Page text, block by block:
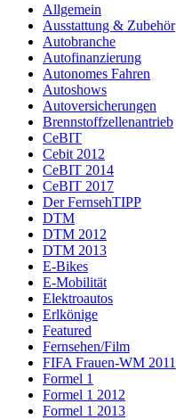
Allgemein
Ausstattung & Zubehör
Autobranche
Autofinanzierung
Autonomes Fahren
Autoshows
Autoversicherungen
Brennstoffzellenantrieb
CeBIT
Cebit 2012
CeBIT 2014
CeBIT 2017
Der FernsehTIPP
DTM
DTM 2012
DTM 2013
E-Bikes
E-Mobilität
Elektroautos
Erlkönige
Featured
Fernsehen/Film
FIFA Frauen-WM 2011
Formel 1
Formel 1 2012
Formel 1 2013